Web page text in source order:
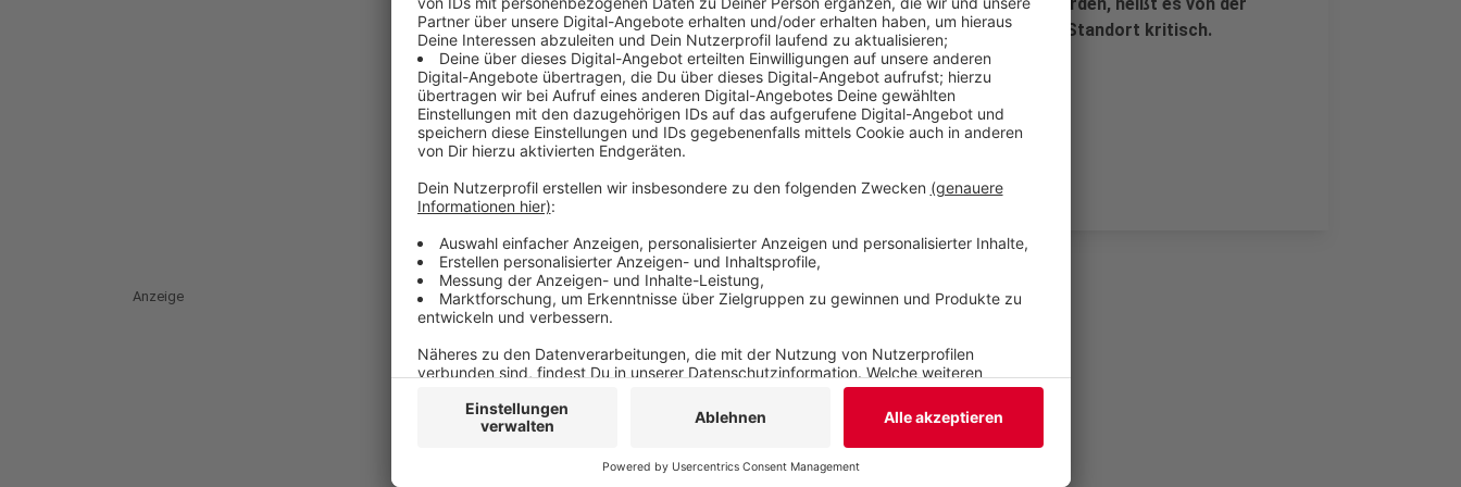
Stadtverwaltung. Auch der TÜV sehe das Projekt an diesem Standort kritisch.
Veröffentlicht: Donnerstag, 15.04.2021 08:56
Anzeige
Anzeige